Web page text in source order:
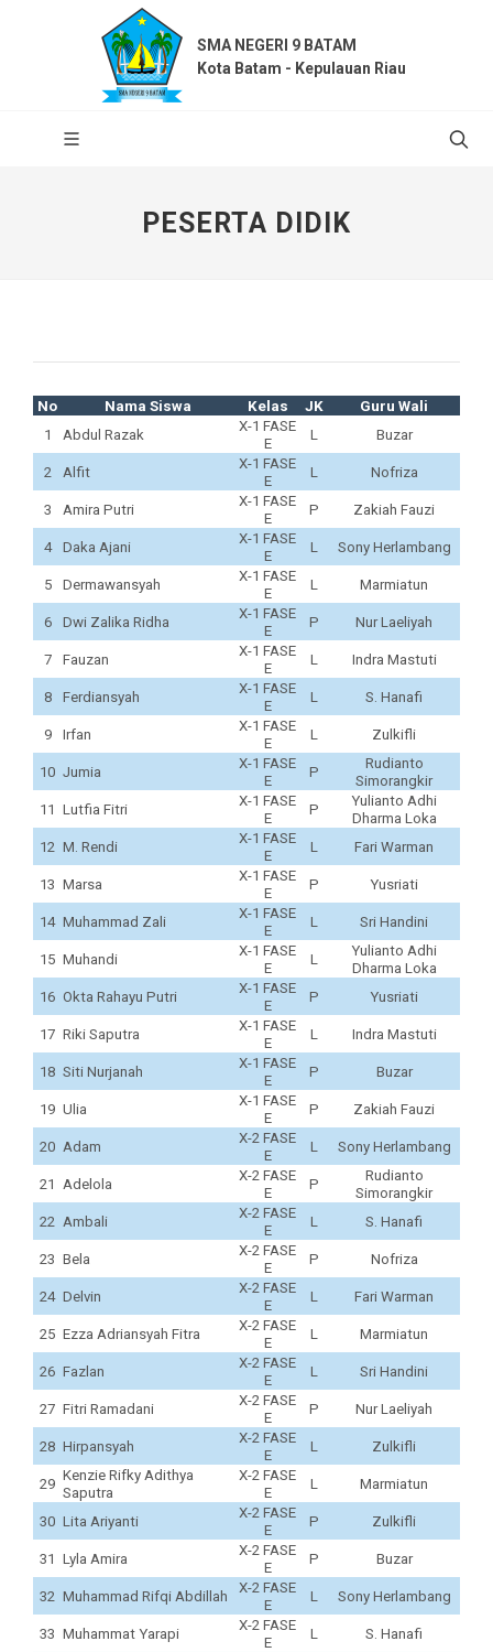
SMA NEGERI 9 BATAM
Kota Batam - Kepulauan Riau
PESERTA DIDIK
No Nama Siswa Kelas JK
Guru Wali
1
Abdul Razak
X-1 FASE
E
L Buzar
2 Alfit
X-1 FASE
E
L Nofriza
3 Amira Putri
X-1 FASE
E
P Zakiah Fauzi
4 Daka Ajani
X-1 FASE
E
L Sony Herlambang
5 Dermawansyah
X-1 FASE
E
L Marmiatun
6 Dwi Zalika Ridha
X-1 FASE
E
P Nur Laeliyah
7 Fauzan
X-1 FASE
E
L Indra Mastuti
8 Ferdiansyah
X-1 FASE
E
L S. Hanafi
9 Irfan
X-1 FASE
E
L Zulkifli
10 Jumia
X-1 FASE
E
P
Rudianto
Simorangkir
11 Lutfia Fitri
X-1 FASE
E
P
Yulianto Adhi
Dharma Loka
12 M. Rendi
X-1 FASE
E
L Fari Warman
13 Marsa
X-1 FASE
E
P Yusriati
14 Muhammad Zali
X-1 FASE
E
L Sri Handini
15 Muhandi
X-1 FASE
E
L
Yulianto Adhi
Dharma Loka
16 Okta Rahayu Putri
X-1 FASE
E
P Yusriati
17 Riki Saputra
X-1 FASE
E
L Indra Mastuti
18 Siti Nurjanah
X-1 FASE
E
P Buzar
19 Ulia
X-1 FASE
E
P Zakiah Fauzi
20 Adam
X-2 FASE
E
L Sony Herlambang
21 Adelola
X-2 FASE
E
P
Rudianto
Simorangkir
22 Ambali
X-2 FASE
E
L S. Hanafi
23 Bela
X-2 FASE
E
P Nofriza
24 Delvin
X-2 FASE
E
L Fari Warman
25 Ezza Adriansyah Fitra
X-2 FASE
E
L Marmiatun
26 Fazlan
X-2 FASE
E
L Sri Handini
27 Fitri Ramadani
X-2 FASE
E
P Nur Laeliyah
28 Hirpansyah
X-2 FASE
E
L Zulkifli
29
Kenzie Rifky Adithya
Saputra
X-2 FASE
E
L Marmiatun
30 Lita Ariyanti
X-2 FASE
E
P Zulkifli
31 Lyla Amira
X-2 FASE
E
P Buzar
32 Muhammad Rifqi Abdillah
X-2 FASE
E
L Sony Herlambang
33 Muhammat Yarapi
X-2 FASE
E
L S. Hanafi